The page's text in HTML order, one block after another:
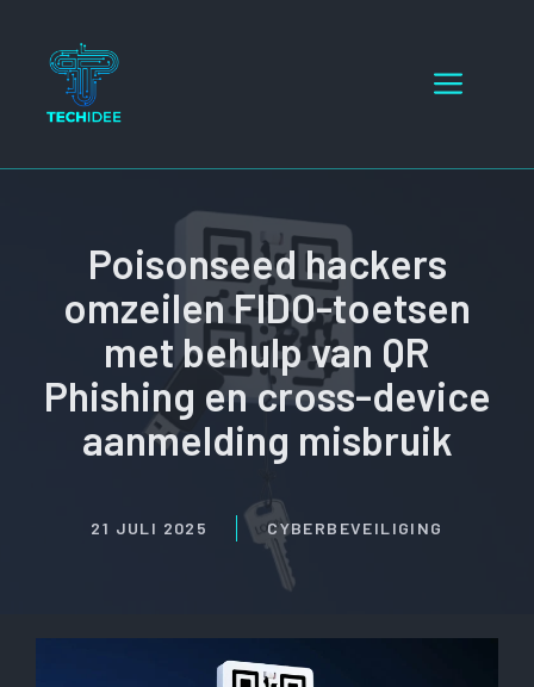
inhoud
Menu
Poisonseed hackers
omzeilen FIDO-toetsen
met behulp van QR
Phishing en cross-device
aanmelding misbruik
21 JULI 2025 CYBERBEVEILIGING